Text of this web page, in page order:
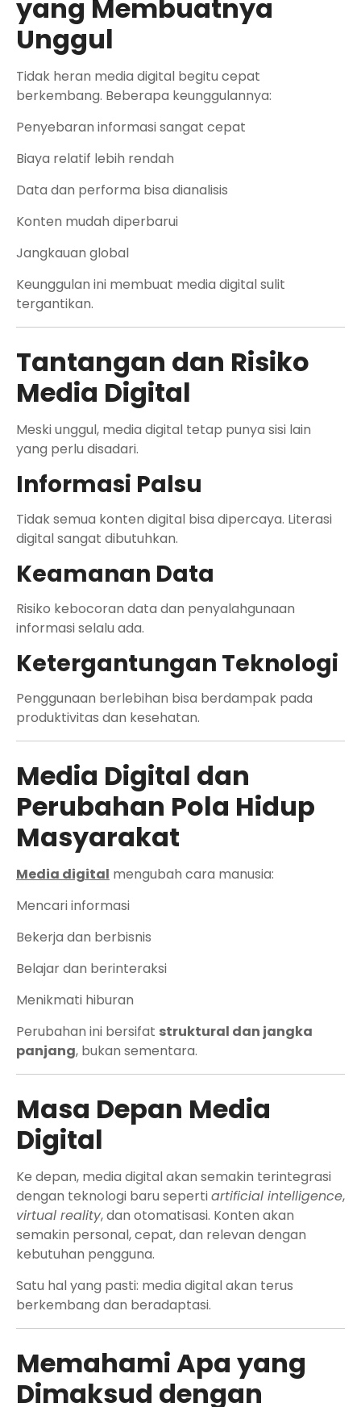
yang Membuatnya
Unggul
Tidak heran media digital begitu cepat
berkembang. Beberapa keunggulannya:
Penyebaran informasi sangat cepat
Biaya relatif lebih rendah
Data dan performa bisa dianalisis
Konten mudah diperbarui
Jangkauan global
Keunggulan ini membuat media digital sulit
tergantikan.
Tantangan dan Risiko
Media Digital
Meski unggul, media digital tetap punya sisi lain
yang perlu disadari.
Informasi Palsu
Tidak semua konten digital bisa dipercaya. Literasi
digital sangat dibutuhkan.
Keamanan Data
Risiko kebocoran data dan penyalahgunaan
informasi selalu ada.
Ketergantungan Teknologi
Penggunaan berlebihan bisa berdampak pada
produktivitas dan kesehatan.
Media Digital dan
Perubahan Pola Hidup
Masyarakat
Media digital mengubah cara manusia:
Mencari informasi
Bekerja dan berbisnis
Belajar dan berinteraksi
Menikmati hiburan
Perubahan ini bersifat struktural dan jangka
panjang, bukan sementara.
Masa Depan Media
Digital
Ke depan, media digital akan semakin terintegrasi
dengan teknologi baru sepertiartificial intelligence,
virtual reality, dan otomatisasi. Konten akan
semakin personal, cepat, dan relevan dengan
kebutuhan pengguna.
Satu hal yang pasti: media digital akan terus
berkembang dan beradaptasi.
Memahami Apa yang
Dimaksud dengan